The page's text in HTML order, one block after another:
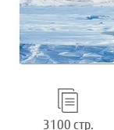
3100 стр.